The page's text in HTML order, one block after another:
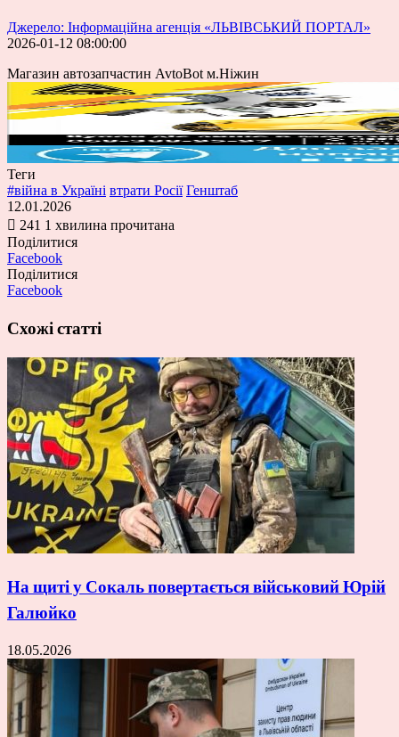
Джерело: Інформаційна агенція «ЛЬВІВСЬКИЙ ПОРТАЛ»
2026-01-12 08:00:00
Магазин автозапчастин AvtoBot м.Ніжин
Теги
#війна в Україні втрати Росії Генштаб
12.01.2026
241 1 хвилина прочитана
Поділитися
Facebook
Поділитися
Facebook
Схожі статті
На щиті у Сокаль повертається військовий Юрій
Галюйко
18.05.2026